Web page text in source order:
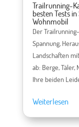
Trailrunning-
besten Tests
Wohnmobil
Der
Spannung,
Landschaften
ab: Berge,
Ihre beiden
Weiterlesen